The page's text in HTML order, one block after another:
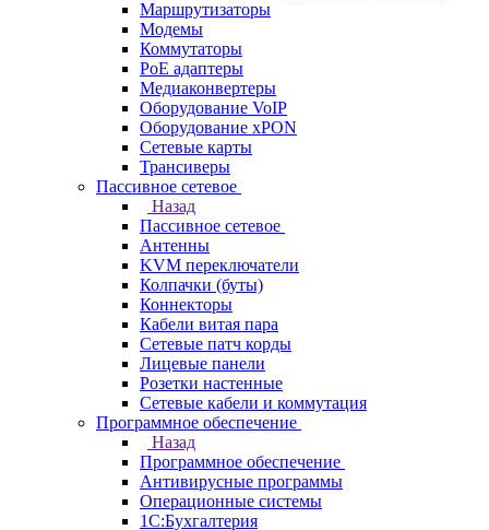
Маршрутизаторы
Модемы
Коммутаторы
PoE адаптеры
Медиаконвертеры
Оборудование VoIP
Оборудование xPON
Сетевые карты
Трансиверы
Пассивное сетевое
Назад
Пассивное сетевое
Антенны
KVM переключатели
Колпачки (буты)
Коннекторы
Кабели витая пара
Сетевые патч корды
Лицевые панели
Розетки настенные
Сетевые кабели и коммутация
Программное обеспечение
Назад
Программное обеспечение
Антивирусные программы
Операционные системы
1С:Бухгалтерия